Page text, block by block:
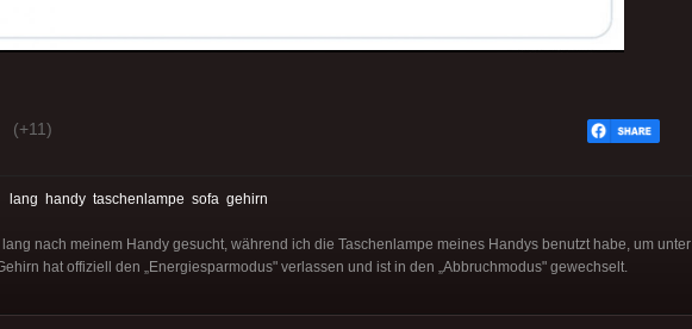
(+11)
lang handy taschenlampe sofa gehirn
nach meinem Handy gesucht, während ich die Taschenlampe meines Handys benutzt habe, um unter
hat offiziell den „Energiesparmodus" verlassen und ist in den „Abbruchmodus" gewechselt.